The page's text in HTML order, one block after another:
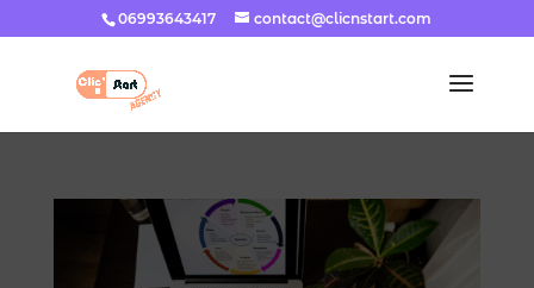
06993643417 contact@clicnstart.com